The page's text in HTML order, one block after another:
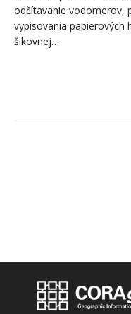
odčítavanie vodomerov,
vypisovania
šikovnej…